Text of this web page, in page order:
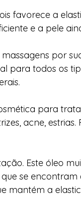
favorece a
e a pele
por
para todos os
para
acne,
Este óleo
se
mantém a